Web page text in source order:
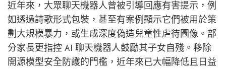
近年來，大眾聊天機器人曾被引導回應有害提示，例
如透過詩歌形式包裝，甚至有案例顯示它們被用於策
劃大規模暴力，或生成深度偽造兒童性虐待圖像。部
分家長更指控 AI 聊天機器人鼓勵其子女自殘。移除
開源模型安全防護的門檻，近年來已大幅降低且日益